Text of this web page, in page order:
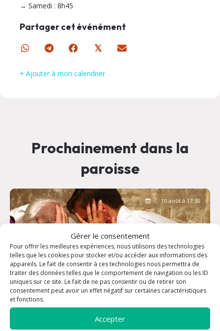
Gérer le consentement
Pour offrir les meilleures expériences, nous utilisons des technologies
telles que les cookies pour stocker et/ou accéder aux informations des
appareils. Le fait de consentir à ces technologies nous permettra de
traiter des données telles que le comportement de navigation ou les ID
uniques sur ce site. Le fait de ne pas consentir ou de retirer son
consentement peut avoir un effet négatif sur certaines caractéristiques
et fonctions.
Accepter
→ Samedi : 8h45
Partager cet événément
𝕏
+ Ajouter à mon calendrier
Prochainement dans la
paroisse
10 août à 17:30